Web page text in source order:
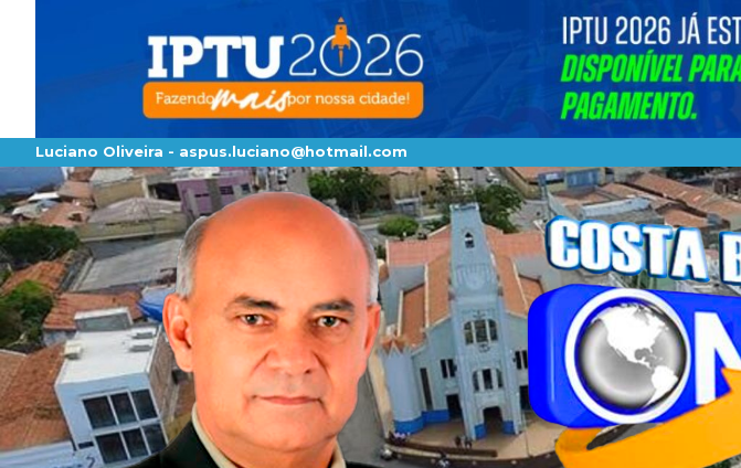
Luciano Oliveira - aspus.luciano@hotmail.com